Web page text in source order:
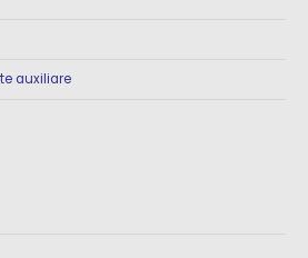
auxiliare